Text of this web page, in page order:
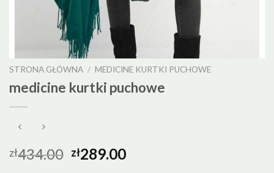
STRONA GŁÓWNA / MEDICINE KURTKI PUCHOWE
medicine kurtki puchowe
zł434.00 zł289.00